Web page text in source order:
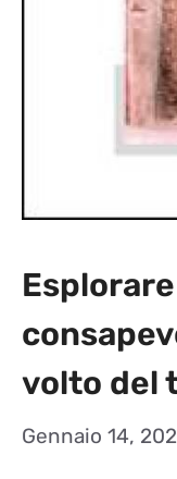
volto del
Gennaio 14,